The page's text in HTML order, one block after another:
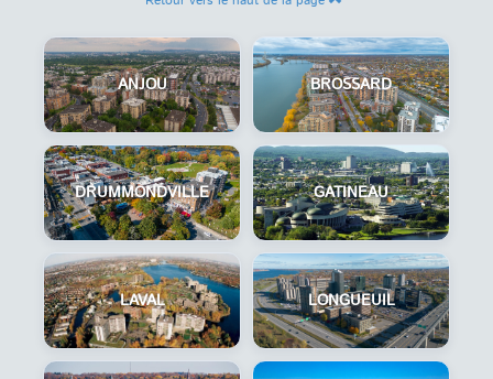
ANJOU BROSSARD
DRUMMONDVILLE GATINEAU
LAVAL LONGUEUIL